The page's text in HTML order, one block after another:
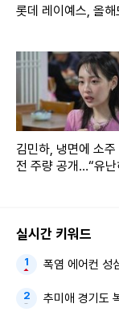
롯데 레이예스, 올해
김민하, 냉면에 소
전 주량 공개…“유
실시간 키워드
폭염 에어컨 성
추미애 경기도